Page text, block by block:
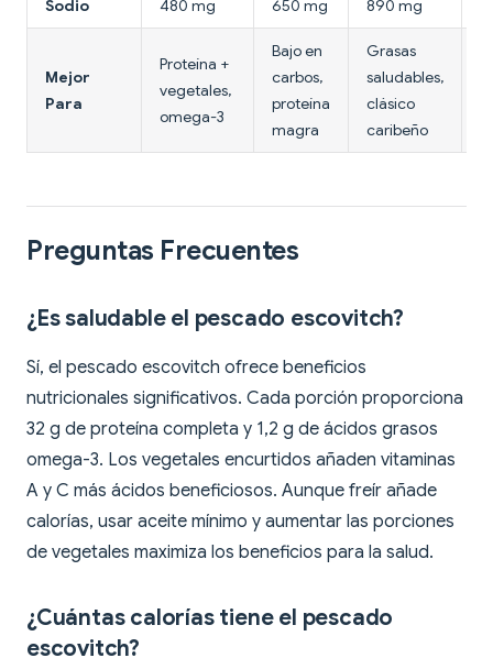
Sodio 480 mg 650 mg 890 mg
Mejor
Para
Proteína +
vegetales,
omega-3
Bajo en
carbos,
proteína
magra
Grasas
saludables,
clásico
caribeño
Preguntas Frecuentes
¿Es saludable el pescado escovitch?
Sí, el pescado escovitch ofrece beneficios
nutricionales significativos. Cada porción proporciona
32 g de proteína completa y 1,2 g de ácidos grasos
omega-3. Los vegetales encurtidos añaden vitaminas
A y C más ácidos beneficiosos. Aunque freír añade
calorías, usar aceite mínimo y aumentar las porciones
de vegetales maximiza los beneficios para la salud.
¿Cuántas calorías tiene el pescado
escovitch?